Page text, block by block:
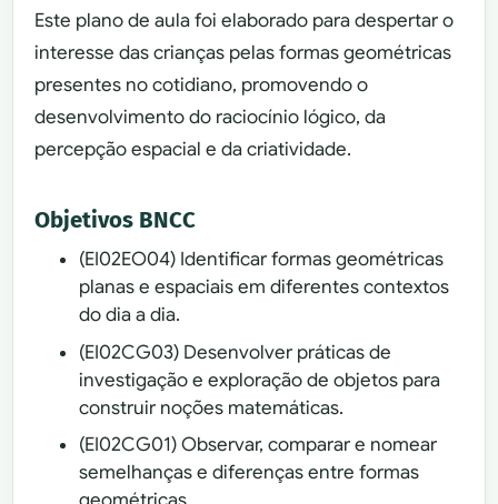
Este plano de aula foi elaborado para despertar o
interesse das crianças pelas formas geométricas
presentes no cotidiano, promovendo o
desenvolvimento do raciocínio lógico, da
percepção espacial e da criatividade.
Objetivos BNCC
(EI02EO04) Identificar formas geométricas
planas e espaciais em diferentes contextos
do dia a dia.
(EI02CG03) Desenvolver práticas de
investigação e exploração de objetos para
construir noções matemáticas.
(EI02CG01) Observar, comparar e nomear
semelhanças e diferenças entre formas